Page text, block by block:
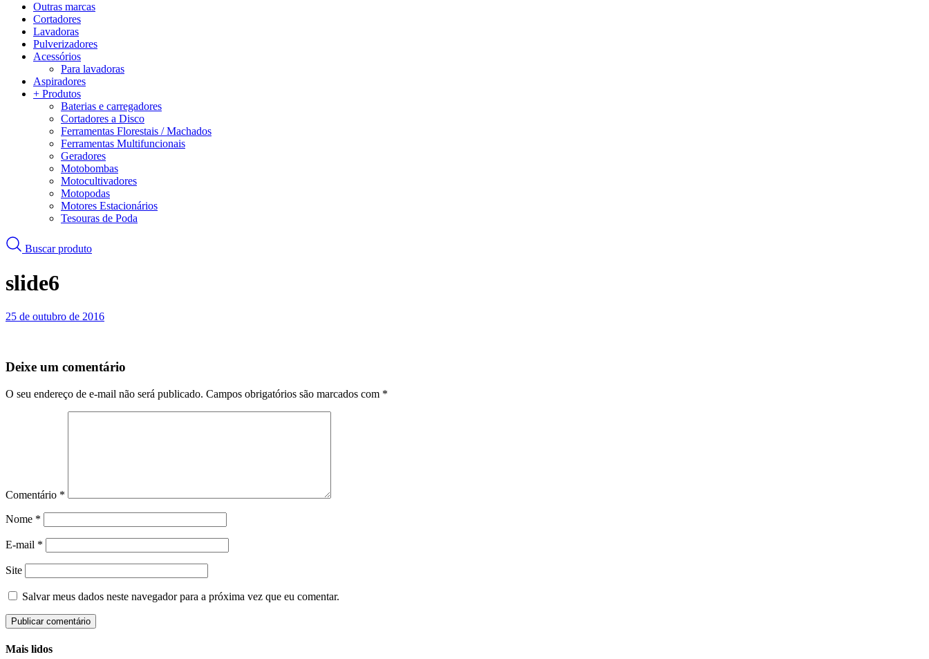
Outras marcas
Cortadores
Lavadoras
Pulverizadores
Acessórios
Para lavadoras
Aspiradores
+ Produtos
Baterias e carregadores
Cortadores a Disco
Ferramentas Florestais / Machados
Ferramentas Multifuncionais
Geradores
Motobombas
Motocultivadores
Motopodas
Motores Estacionários
Tesouras de Poda
Buscar produto
slide6
25 de outubro de 2016
Deixe um comentário
O seu endereço de e-mail não será publicado. Campos obrigatórios são marcados com *
Comentário *
Nome *
E-mail *
Site
Salvar meus dados neste navegador para a próxima vez que eu comentar.
Mais lidos